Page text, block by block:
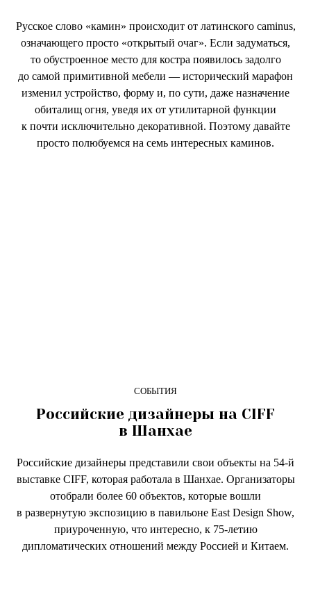
Русское слово «камин» происходит от латинского caminus,
означающего просто «открытый очаг». Если задуматься,
то обустроенное место для костра появилось задолго
до самой примитивной мебели — исторический марафон
изменил устройство, форму и, по сути, даже назначение
обиталищ огня, уведя их от утилитарной функции
к почти исключительно декоративной. Поэтому давайте
просто полюбуемся на семь интересных каминов.
СОБЫТИЯ
Российские дизайнеры на CIFF
в Шанхае
Российские дизайнеры представили свои объекты на 54-й
выставке CIFF, которая работала в Шанхае. Организаторы
отобрали более 60 объектов, которые вошли
в развернутую экспозицию в павильоне East Design Show,
приуроченную, что интересно, к 75-летию
дипломатических отношений между Россией и Китаем.